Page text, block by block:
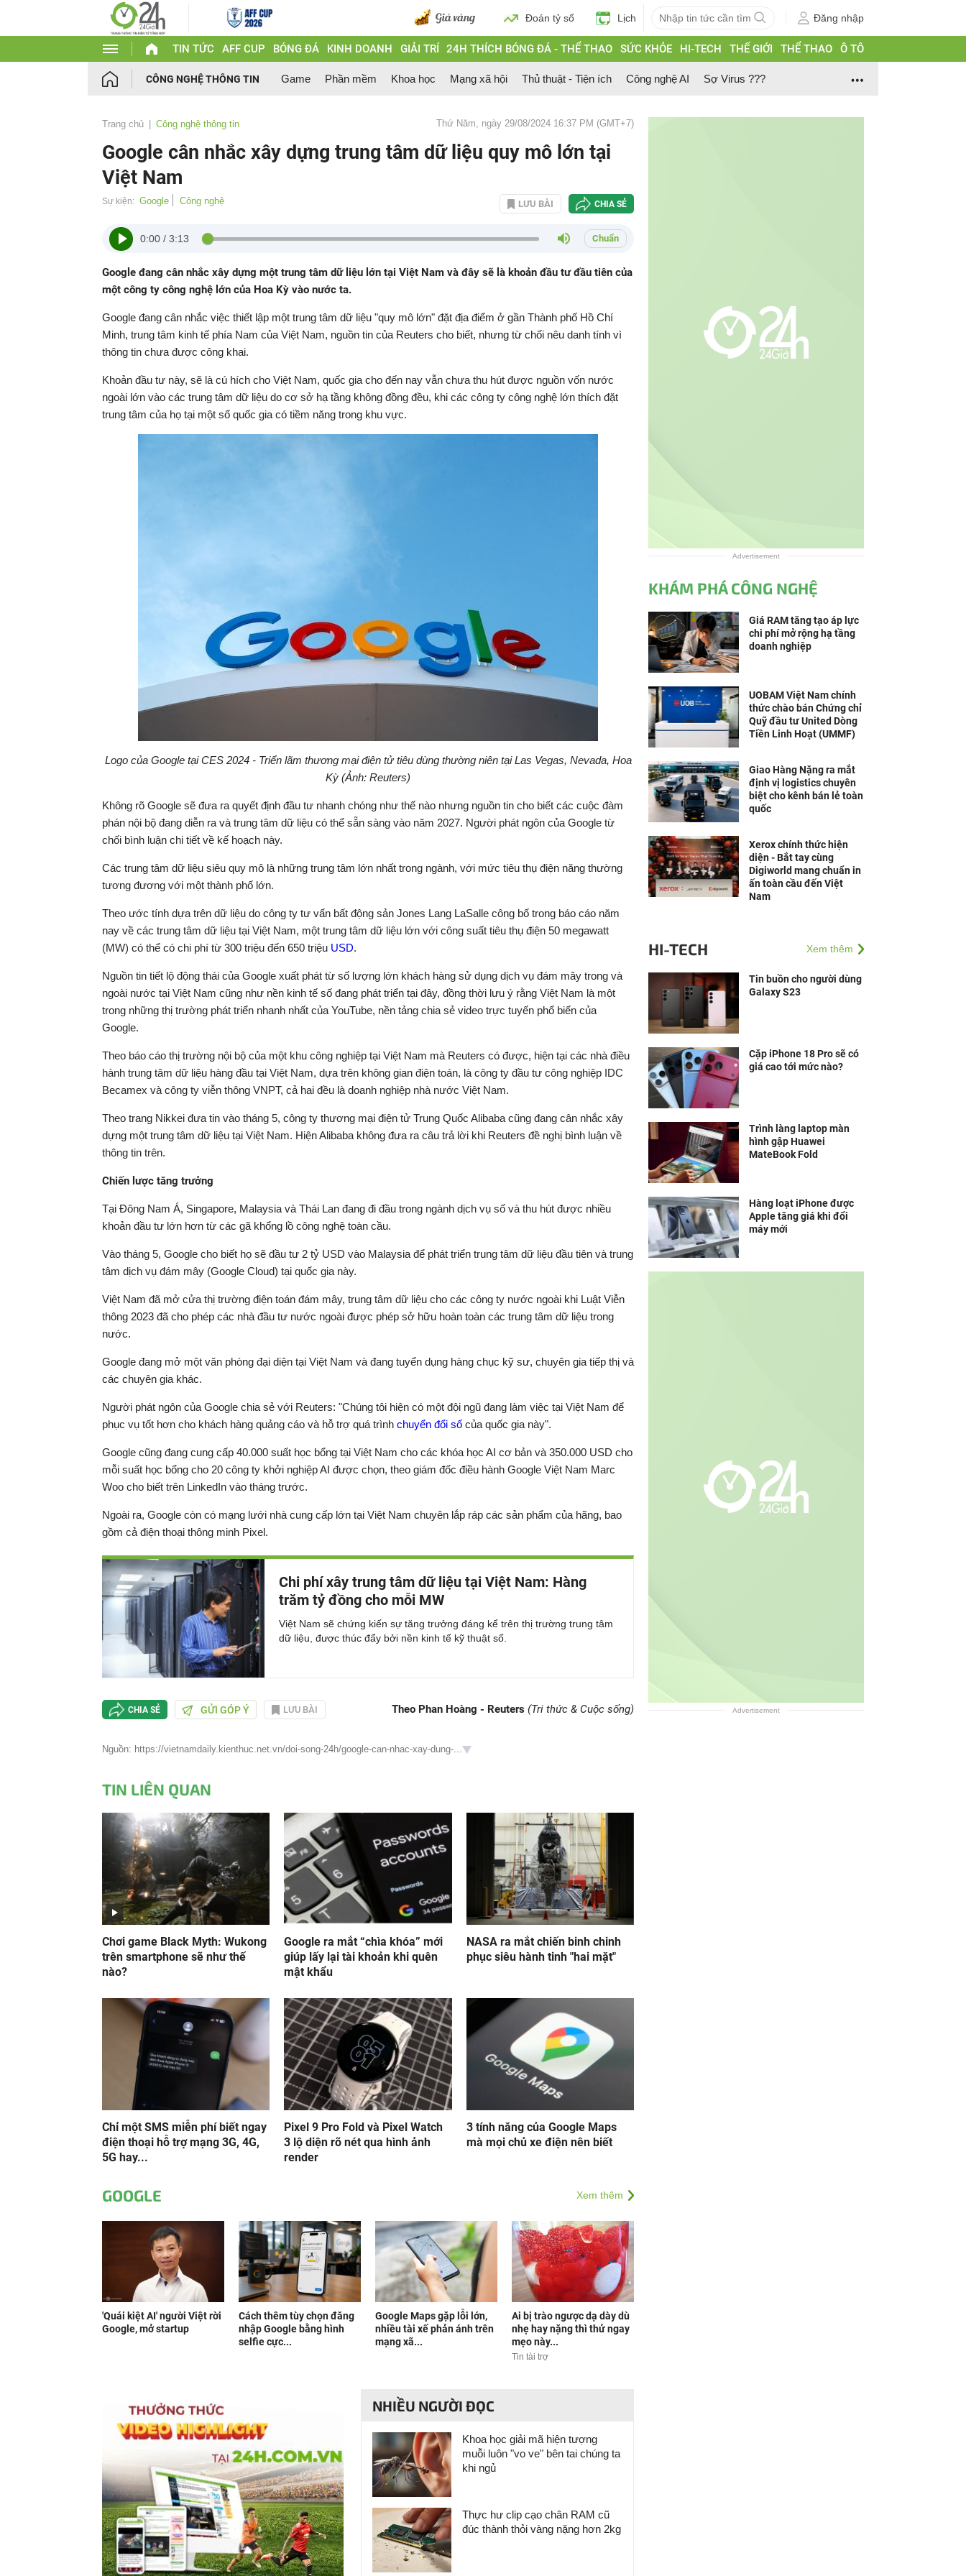
Đoán tỷ số Lịch Đăng nhập
TIN TỨC AFF CUP BÓNG ĐÁ KINH DOANH GIẢI TRÍ 24H THÍCH BÓNG ĐÁ - THỂ THAO SỨC KHỎE HI-TECH THẾ GIỚI THỂ THAO Ô TÔ
CÔNG NGHỆ THÔNG TIN Game Phần mềm Khoa học Mạng xã hội Thủ thuật - Tiện ích Công nghệ AI Sợ Virus ???
Trang chủ Công nghệ thông tin Thứ Năm, ngày 29/08/2024 16:37 PM (GMT+7)
Google cân nhắc xây dựng trung tâm dữ liệu quy mô lớn tại
Việt Nam
Sự kiện: Google Công nghệ LƯU BÀI CHIA SẺ
0:00 / 3:13 Chuẩn
Google đang cân nhắc xây dựng một trung tâm dữ liệu lớn tại Việt Nam và đây sẽ là khoản đầu tư đầu tiên của
một công ty công nghệ lớn của Hoa Kỳ vào nước ta.
Google đang cân nhắc việc thiết lập một trung tâm dữ liệu "quy mô lớn" đặt địa điểm ở gần Thành phố Hồ Chí
Minh, trung tâm kinh tế phía Nam của Việt Nam, nguồn tin của Reuters cho biết, nhưng từ chối nêu danh tính vì
thông tin chưa được công khai.
Khoản đầu tư này, sẽ là cú hích cho Việt Nam, quốc gia cho đến nay vẫn chưa thu hút được nguồn vốn nước
ngoài lớn vào các trung tâm dữ liệu do cơ sở hạ tầng không đồng đều, khi các công ty công nghệ lớn thích đặt
trung tâm của họ tại một số quốc gia có tiềm năng trong khu vực.
Logo của Google tại CES 2024 - Triển lãm thương mại điện tử tiêu dùng thường niên tại Las Vegas, Nevada, Hoa
Kỳ (Ảnh: Reuters)
Không rõ Google sẽ đưa ra quyết định đầu tư nhanh chóng như thế nào nhưng nguồn tin cho biết các cuộc đàm
phán nội bộ đang diễn ra và trung tâm dữ liệu có thể sẵn sàng vào năm 2027. Người phát ngôn của Google từ
chối bình luận chi tiết về kế hoạch này.
Các trung tâm dữ liệu siêu quy mô là những trung tâm lớn nhất trong ngành, với mức tiêu thụ điện năng thường
tương đương với một thành phố lớn.
Theo ước tính dựa trên dữ liệu do công ty tư vấn bất động sản Jones Lang LaSalle công bố trong báo cáo năm
nay về các trung tâm dữ liệu tại Việt Nam, một trung tâm dữ liệu lớn với công suất tiêu thụ điện 50 megawatt
(MW) có thể có chi phí từ 300 triệu đến 650 triệu USD.
Nguồn tin tiết lộ động thái của Google xuất phát từ số lượng lớn khách hàng sử dụng dịch vụ đám mây trong và
ngoài nước tại Việt Nam cũng như nền kinh tế số đang phát triển tại đây, đồng thời lưu ý rằng Việt Nam là một
trong những thị trường phát triển nhanh nhất của YouTube, nền tảng chia sẻ video trực tuyến phổ biến của
Google.
Theo báo cáo thị trường nội bộ của một khu công nghiệp tại Việt Nam mà Reuters có được, hiện tại các nhà điều
hành trung tâm dữ liệu hàng đầu tại Việt Nam, dựa trên không gian điện toán, là công ty đầu tư công nghiệp IDC
Becamex và công ty viễn thông VNPT, cả hai đều là doanh nghiệp nhà nước Việt Nam.
Theo trang Nikkei đưa tin vào tháng 5, công ty thương mại điện tử Trung Quốc Alibaba cũng đang cân nhắc xây
dựng một trung tâm dữ liệu tại Việt Nam. Hiện Alibaba không đưa ra câu trả lời khi Reuters đề nghị bình luận về
thông tin trên.
Chiến lược tăng trưởng
Tại Đông Nam Á, Singapore, Malaysia và Thái Lan đang đi đầu trong ngành dịch vụ số và thu hút được nhiều
khoản đầu tư lớn hơn từ các gã khổng lồ công nghệ toàn cầu.
Vào tháng 5, Google cho biết họ sẽ đầu tư 2 tỷ USD vào Malaysia để phát triển trung tâm dữ liệu đầu tiên và trung
tâm dịch vụ đám mây (Google Cloud) tại quốc gia này.
Việt Nam đã mở cửa thị trường điện toán đám mây, trung tâm dữ liệu cho các công ty nước ngoài khi Luật Viễn
thông 2023 đã cho phép các nhà đầu tư nước ngoài được phép sở hữu hoàn toàn các trung tâm dữ liệu trong
nước.
Google đang mở một văn phòng đại diện tại Việt Nam và đang tuyển dụng hàng chục kỹ sư, chuyên gia tiếp thị và
các chuyên gia khác.
Người phát ngôn của Google chia sẻ với Reuters: "Chúng tôi hiện có một đội ngũ đang làm việc tại Việt Nam để
phục vụ tốt hơn cho khách hàng quảng cáo và hỗ trợ quá trình chuyển đổi số của quốc gia này".
Google cũng đang cung cấp 40.000 suất học bổng tại Việt Nam cho các khóa học AI cơ bản và 350.000 USD cho
mỗi suất học bổng cho 20 công ty khởi nghiệp AI được chọn, theo giám đốc điều hành Google Việt Nam Marc
Woo cho biết trên LinkedIn vào tháng trước.
Ngoài ra, Google còn có mạng lưới nhà cung cấp lớn tại Việt Nam chuyên lắp ráp các sản phẩm của hãng, bao
gồm cả điện thoại thông minh Pixel.
Chi phí xây trung tâm dữ liệu tại Việt Nam: Hàng
trăm tỷ đồng cho mỗi MW
Việt Nam sẽ chứng kiến sự tăng trưởng đáng kể trên thị trường trung tâm
dữ liệu, được thúc đẩy bởi nền kinh tế kỹ thuật số.
CHIA SẺ GỬI GÓP Ý LƯU BÀI Theo Phan Hoàng - Reuters (Tri thức & Cuộc sống)
Nguồn: https://vietnamdaily.kienthuc.net.vn/doi-song-24h/google-can-nhac-xay-dung-...
TIN LIÊN QUAN
Chơi game Black Myth: Wukong
trên smartphone sẽ như thế
nào?
Google ra mắt “chìa khóa” mới
giúp lấy lại tài khoản khi quên
mật khẩu
NASA ra mắt chiến binh chinh
phục siêu hành tinh "hai mặt"
Chỉ một SMS miễn phí biết ngay
điện thoại hỗ trợ mạng 3G, 4G,
5G hay...
Pixel 9 Pro Fold và Pixel Watch
3 lộ diện rõ nét qua hình ảnh
render
3 tính năng của Google Maps
mà mọi chủ xe điện nên biết
GOOGLE Xem thêm
'Quái kiệt AI' người Việt rời
Google, mở startup
Cách thêm tùy chọn đăng
nhập Google bằng hình
selfie cực...
Google Maps gặp lỗi lớn,
nhiều tài xế phản ánh trên
mạng xã...
Ai bị trào ngược dạ dày dù
nhẹ hay nặng thì thử ngay
mẹo này...
Tin tài trợ
NHIỀU NGƯỜI ĐỌC
Khoa học giải mã hiện tượng
muỗi luôn "vo ve" bên tai chúng ta
khi ngủ
Thực hư clip cạo chân RAM cũ
đúc thành thỏi vàng nặng hơn 2kg
Advertisement
KHÁM PHÁ CÔNG NGHỆ
Giá RAM tăng tạo áp lực
chi phí mở rộng hạ tầng
doanh nghiệp
UOBAM Việt Nam chính
thức chào bán Chứng chỉ
Quỹ đầu tư United Dòng
Tiền Linh Hoạt (UMMF)
Giao Hàng Nặng ra mắt
định vị logistics chuyên
biệt cho kênh bán lẻ toàn
quốc
Xerox chính thức hiện
diện - Bắt tay cùng
Digiworld mang chuẩn in
ấn toàn cầu đến Việt
Nam
HI-TECH Xem thêm
Tin buồn cho người dùng
Galaxy S23
Cặp iPhone 18 Pro sẽ có
giá cao tới mức nào?
Trình làng laptop màn
hình gập Huawei
MateBook Fold
Hàng loạt iPhone được
Apple tăng giá khi đổi
máy mới
Advertisement